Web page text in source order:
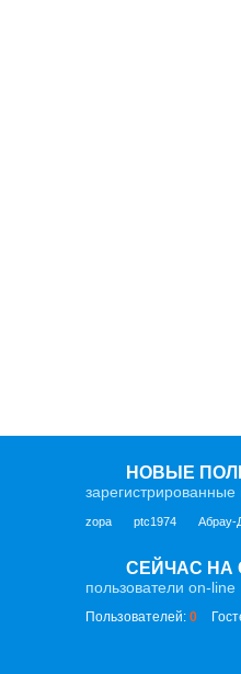
НОВЫЕ
зарегистрированные
zopa ptc1974 Абрау-
СЕЙЧАС НА
пользователи on-line
Пользователей: 0